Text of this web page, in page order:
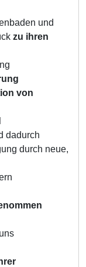
und
zu ihren
von
dadurch
durch neue,